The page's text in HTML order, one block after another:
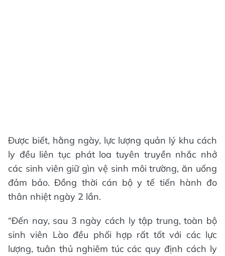
Được biết, hằng ngày, lực lượng quản lý khu cách
ly đều liên tục phát loa tuyên truyền nhắc nhở
các sinh viên giữ gìn vệ sinh môi trường, ăn uống
đảm bảo. Đồng thời cán bộ y tế tiến hành đo
thân nhiệt ngày 2 lần.
“Đến nay, sau 3 ngày cách ly tập trung, toàn bộ
sinh viên Lào đều phối hợp rất tốt với các lực
lượng, tuân thủ nghiêm túc các quy định cách ly